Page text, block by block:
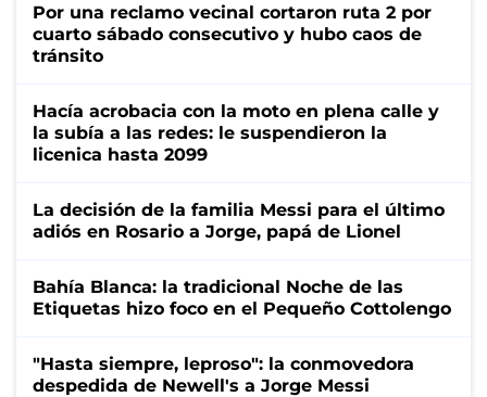
Por una reclamo vecinal cortaron ruta 2 por
cuarto sábado consecutivo y hubo caos de
tránsito
Hacía acrobacia con la moto en plena calle y
la subía a las redes: le suspendieron la
licenica hasta 2099
La decisión de la familia Messi para el último
adiós en Rosario a Jorge, papá de Lionel
Bahía Blanca: la tradicional Noche de las
Etiquetas hizo foco en el Pequeño Cottolengo
"Hasta siempre, leproso": la conmovedora
despedida de Newell's a Jorge Messi